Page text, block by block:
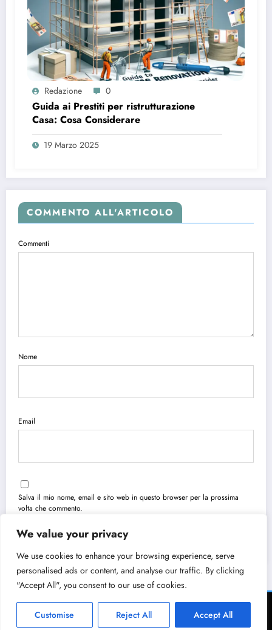
We value your privacy
We use cookies to enhance your browsing experience, serve
personalised ads or content, and analyse our traffic. By clicking
"Accept All", you consent to our use of cookies.
Customise Reject All Accept All
Redazione 0
Guida ai Prestiti per ristrutturazione
Casa: Cosa Considerare
19 Marzo 2025
COMMENTO ALL'ARTICOLO
Commenti
Nome
Email
Salva il mio nome, email e sito web in questo browser per la prossima
volta che commento.
Cookie Policy
FRISBEE ECOMMERCE PRO Ltd. BG207943190 - 2026 | Powered BySpiceThemes